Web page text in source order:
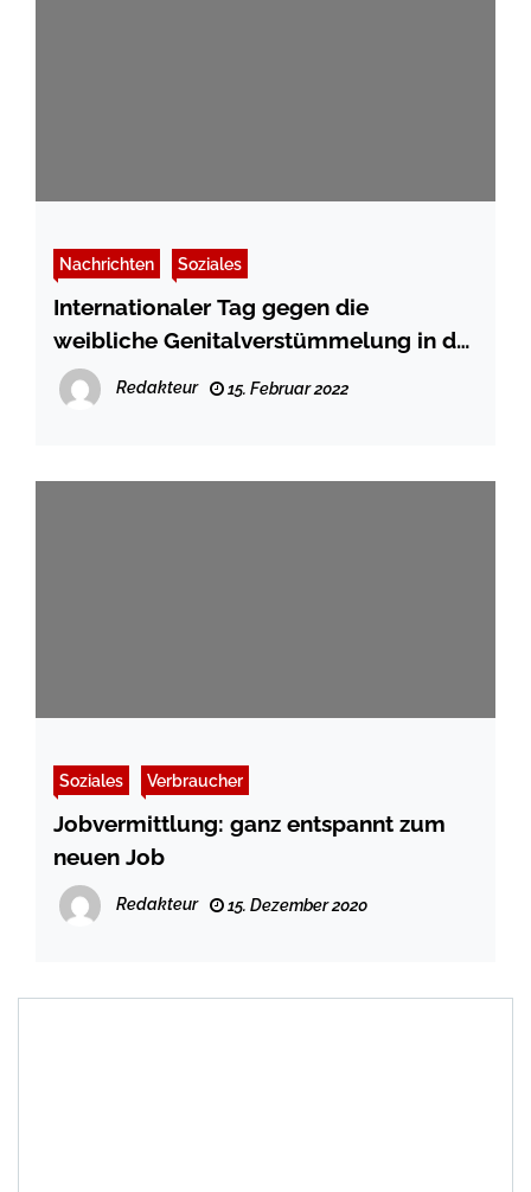
Nachrichten Soziales
Internationaler Tag gegen die
weibliche Genitalverstümmelung in der
Buchhandlung Liesegang Schleswig
Redakteur 15. Februar 2022
Soziales Verbraucher
Jobvermittlung: ganz entspannt zum
neuen Job
Redakteur 15. Dezember 2020